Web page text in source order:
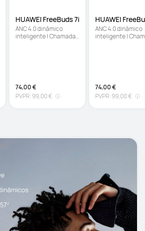
HUAWEI FreeBuds 7i
ANC 4.0 dinâmico
inteligente | Chamadas
74,00 €
PVPR:99,00 €
HUAWEI
ANC 4.0 dinâmico
inteligente |
74,00 €
PVPR:99,00 €